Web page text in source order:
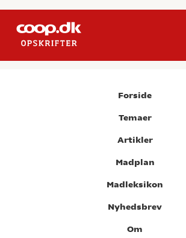
Forside
Temaer
Artikler
Madplan
Madleksikon
Nyhedsbrev
Om